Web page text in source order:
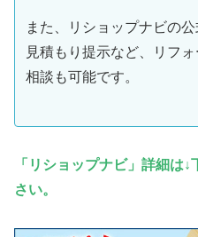
また、リショップナビの
見積もり提示など、リフ
相談も可能です。
「リショップナビ」詳細は
さい。